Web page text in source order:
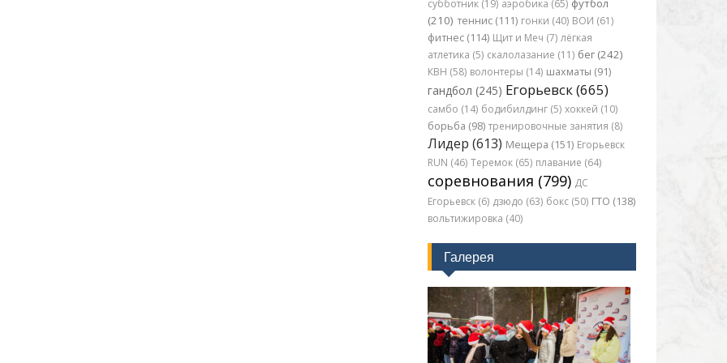
субботник (19) аэробика (65) футбол
(210) теннис (111) гонки (40) ВОИ (61)
фитнес (114) Щит и Меч (7) лёгкая
атлетика (5) скалолазание (11) бег (242)
КВН (58) волонтеры (14) шахматы (91)
гандбол (245) Егорьевск (665)
самбо (14) бодибилдинг (5) хоккей (10)
борьба (98) тренировочные занятия (8)
Лидер (613) Мещера (151) Егорьевск
RUN (46) Теремок (65) плавание (64)
соревнования (799) ДС
Егорьевск (6) дзюдо (63) бокс (50) ГТО (138)
вольтижировка (40)
Галерея